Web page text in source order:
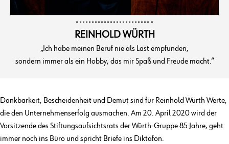
REINHOLD WÜRTH
„Ich habe meinen Beruf nie als Last empfunden,
sondern immer als ein Hobby, das mir Spaß und Freude macht.“
Dankbarkeit, Bescheidenheit und Demut sind für Reinhold Würth Werte,
die den Unternehmenserfolg ausmachen. Am 20. April 2020 wird der
Vorsitzende des Stiftungsaufsichtsrats der Würth-Gruppe 85 Jahre, geht
immer noch ins Büro und spricht Briefe ins Diktafon.